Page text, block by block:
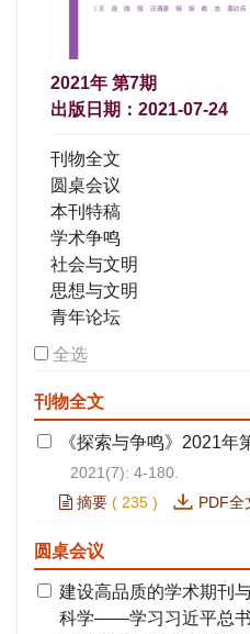
2021年 第7期
出版日期：2021-07-24
刊物全文
圆桌会议
本刊特稿
学术争鸣
社会与文明
思想与文明
青年论坛
全选
刊物全文
《探索与争鸣》2021年
2021(7): 4-180.
摘要 ( 235 ) PDF全
圆桌会议
建设高品质的学术期刊
科学——学习习近平总